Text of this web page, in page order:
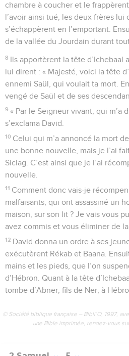
chambre à coucher et le
l’avoir ainsi tué, les deux frères
s’échappèrent en l’emportant.
de la vallée du Jourdain durant
8 Ils apportèrent la tête d’Ichebaal
lui dirent : « Majesté, voici la tête
ennemi Saül, qui voulait ta mort.
vengé de Saül et de ses
9 « Par le Seigneur vivant, qui m’a
s’exclama David.
10 Celui qui m’a annoncé la mort
une bonne nouvelle, mais je l’ai
Siclag. C’est ainsi que je l’ai
nouvelle.
11 Comment donc vais-je
malfaisants, qui ont assassiné un
maison, sur son lit ? Je vais vous
avez commis et vous éliminer de
12 David donna un ordre à ses
exécutèrent Rékab et Baana.
mains et les pieds, que l’on
d’Hébron. Quant à la tête
tombe d’Abner, fils de Ner, à
© Société biblique française – Bibli’O, 1997,
une Bible imprimée, rendez-vous